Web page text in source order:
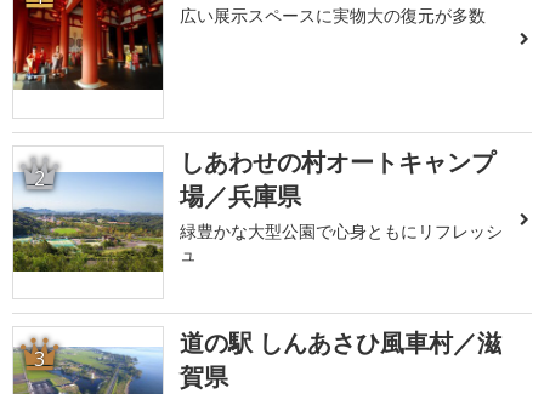
広い展示スペースに実物大の復元が多数
2
しあわせの村オートキャンプ
場／兵庫県
緑豊かな大型公園で心身ともにリフレッシ
ュ
3
道の駅 しんあさひ風車村／滋
賀県